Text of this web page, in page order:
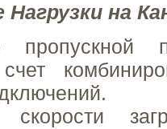
Нагрузки на
пропускной
скорости